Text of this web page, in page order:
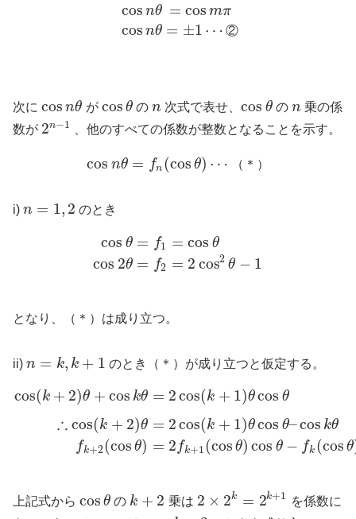
cos nθ
cos nθ
= cos mπ
= ±1 ⋯ ②
次に cos nθ が cos θ のn 次式で表せ、cos θの n 乗の係
数が 2n−1 、他のすべての係数が整数となることを示す。
cos nθ = fn (cos θ) ⋯ （ ＊ ）
i) n = 1, 2 のとき
cos θ
cos 2θ
=
=
f1 = cos θ
f2 = 2 cos2 θ − 1
となり、（＊）は成り立つ。
ii) n = k, k + 1 のとき（＊）が成り立つと仮定する。
cos(k + 2)θ + cos kθ
∴ cos(k + 2)θ
fk+2(cos θ)
=
=
=
2cos(k + 1)θcos θ
2cos(k + 1)θcos θ–cos kθ
2 fk+1(cos θ) cos θ − fk (cos θ
上記式から cos θ の k + 2 乗は 2 × 2k = 2k+1 を係数に